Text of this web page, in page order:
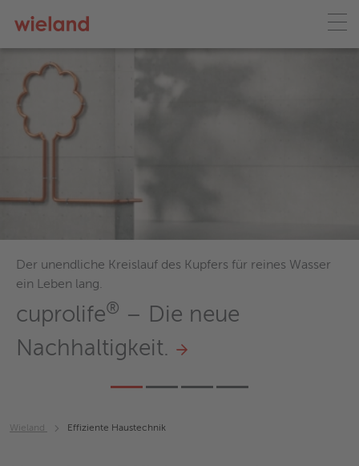
Der unendliche Kreislauf des Kupfers für reines Wasser
ein Leben lang.
cuprolife® – Die neue
Nachhaltigkeit.
Wieland Effiziente Haustechnik